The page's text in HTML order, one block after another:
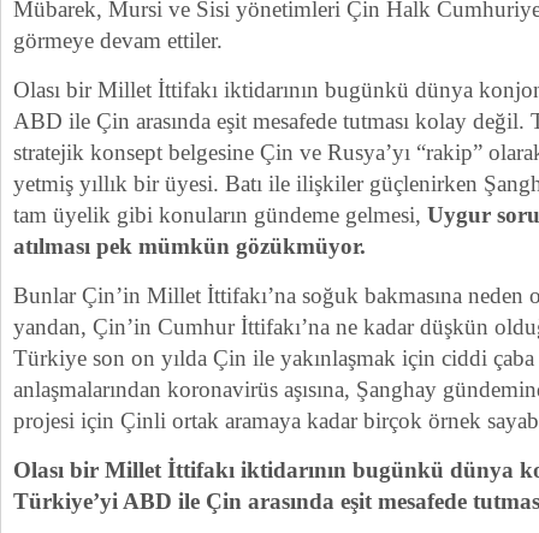
Mübarek, Mursi ve Sisi yönetimleri Çin Halk
görmeye devam ettiler.
Olası bir Millet İttifakı iktidarının bugünkü dünya
ABD ile Çin arasında eşit mesafede tutması kolay
stratejik konsept belgesine Çin ve Rusya’yı “rakip”
yetmiş yıllık bir üyesi. Batı ile ilişkiler güçlenirken
tam üyelik gibi konuların gündeme gelmesi, Uygur
atılması pek mümkün gözükmüyor.
Bunlar Çin’in Millet İttifakı’na soğuk bakmasına neden
yandan, Çin’in Cumhur İttifakı’na ne kadar düşkün
Türkiye son on yılda Çin ile yakınlaşmak için ciddi çaba
anlaşmalarından koronavirüs aşısına, Şanghay
projesi için Çinli ortak aramaya kadar birçok örnek
Olası bir Millet İttifakı iktidarının bugünkü dünya
Türkiye’yi ABD ile Çin arasında eşit mesafede